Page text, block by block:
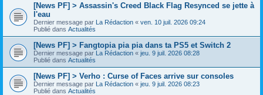
[News PF] > Assassin's Creed Black Flag Resynced se jette à
l'eau
Dernier message par La Rédaction « ven. 10 juil. 2026 09:24
Publié dans Actualités
[News PF] > Fangtopia pia pia dans ta PS5 et Switch 2
Dernier message par La Rédaction « jeu. 9 juil. 2026 08:28
Publié dans Actualités
[News PF] > Verho : Curse of Faces arrive sur consoles
Dernier message par La Rédaction « jeu. 9 juil. 2026 08:23
Publié dans Actualités